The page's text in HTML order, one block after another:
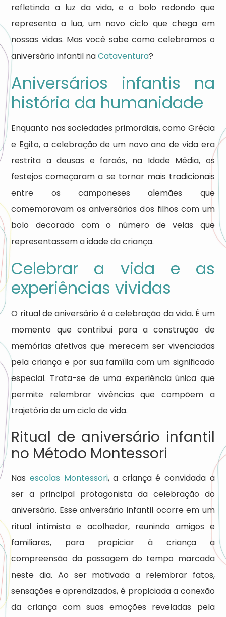
refletindo a luz da vida, e o bolo redondo que
representa a lua, um novo ciclo que chega em
nossas vidas. Mas você sabe como celebramos o
aniversário infantil naCataventura?
Aniversários infantis na
história da humanidade
Enquanto nas sociedades primordiais, como Grécia
e Egito, a celebração de um novo ano de vida era
restrita a deusas e faraós, na Idade Média, os
festejos começaram a se tornar mais tradicionais
entre os camponeses alemães que
comemoravam os aniversários dos filhos com um
bolo decorado com o número de velas que
representassem a idade da criança.
Celebrar a vida e as
experiências vividas
O ritual de aniversário é a celebração da vida. É um
momento que contribui para a construção de
memórias afetivas que merecem ser vivenciadas
pela criança e por sua família com um significado
especial. Trata-se de uma experiência única que
permite relembrar vivências que compõem a
trajetória de um ciclo de vida.
Ritual de aniversário infantil
no Método Montessori
Nas escolas Montessori, a criança é convidada a
ser a principal protagonista da celebração do
aniversário. Esse aniversário infantil ocorre em um
ritual intimista e acolhedor, reunindo amigos e
familiares, para propiciar à criança a
compreensão da passagem do tempo marcada
neste dia. Ao ser motivada a relembrar fatos,
sensações e aprendizados, é propiciada a conexão
da criança com suas emoções reveladas pela